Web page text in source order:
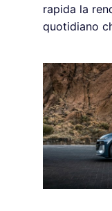
rapida la
quotidiano